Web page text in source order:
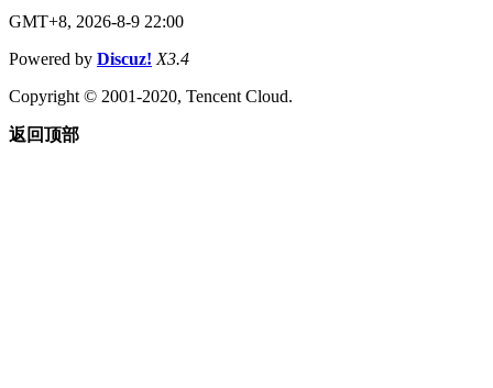
GMT+8, 2026-8-9 22:00
Powered by Discuz! X3.4
Copyright © 2001-2020, Tencent Cloud.
返回顶部